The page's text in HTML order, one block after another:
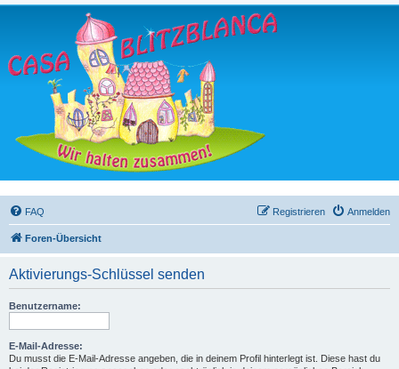
FAQ Anmelden
Registrieren
Foren-Übersicht
Aktivierungs-Schlüssel senden
Benutzername:
E-Mail-Adresse:
Du musst die E-Mail-Adresse angeben, die in deinem Profil hinterlegt ist. Diese hast du